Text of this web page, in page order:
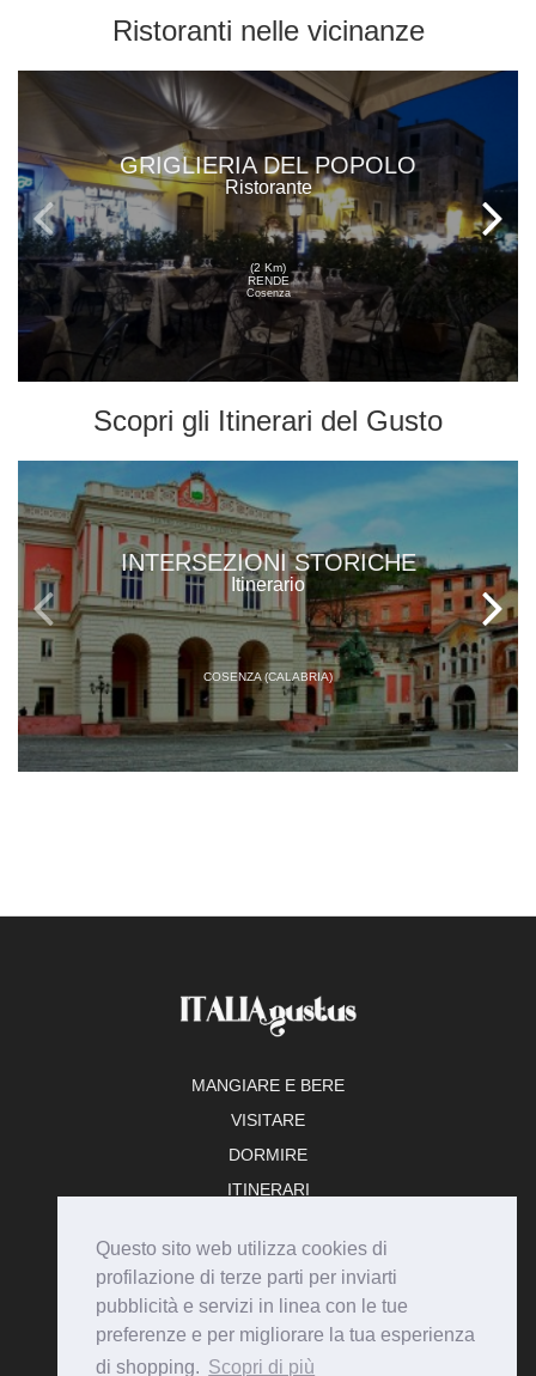
Questo sito web utilizza cookies di
profilazione di terze parti per inviarti
pubblicità e servizi in linea con le tue
preferenze e per migliorare la tua esperienza
di shopping. Scopri di più
Ristoranti nelle vicinanze
GRIGLIERIA DEL POPOLO
Ristorante
(2 Km)
RENDE
Cosenza
Scopri gli Itinerari del Gusto
INTERSEZIONI STORICHE
Itinerario
COSENZA (CALABRIA)
MANGIARE E BERE
VISITARE
DORMIRE
ITINERARI
ADERISCI